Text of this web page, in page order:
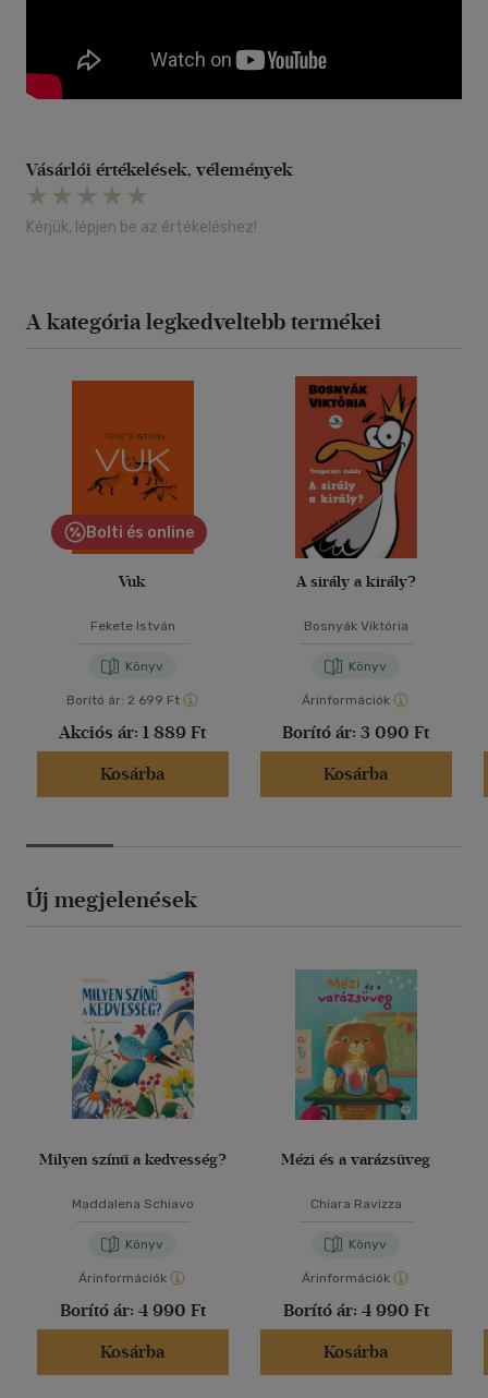
Vásárlói értékelések, vélemények
Kérjük, lépjen be az értékeléshez!
A kategória legkedveltebb termékei
Bolti és online
Vuk
Fekete István
Könyv
Borító ár: 2 699 Ft
Akciós ár: 1 889 Ft
Kosárba
A sirály a király?
Bosnyák Viktória
Könyv
Árinformációk
Borító ár: 3 090 Ft
Kosárba
Új megjelenések
Milyen színű a kedvesség?
Maddalena Schiavo
Könyv
Árinformációk
Borító ár: 4 990 Ft
Kosárba
Mézi és a varázsüveg
Chiara Ravizza
Könyv
Árinformációk
Borító ár: 4 990 Ft
Kosárba